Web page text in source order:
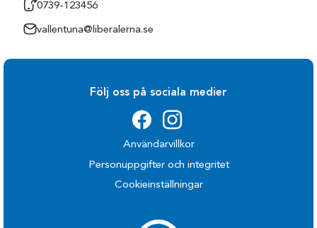
0739-123456
vallentuna@liberalerna.se
Följ oss på sociala medier
Användarvillkor
Personuppgifter och integritet
Cookieinställningar